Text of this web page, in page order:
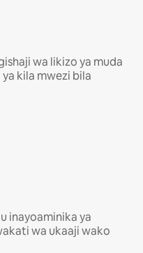
wa likizo ya muda
kila mwezi bila
inayoaminika ya
wa ukaaji wako